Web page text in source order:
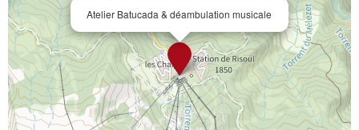
Atelier Batucada & déambulation musicale